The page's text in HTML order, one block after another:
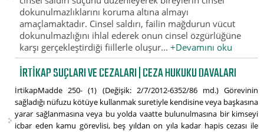
dokunulmazlıklarını koruma altına almayı
amaçlamaktadır. Cinsel saldırı, failin mağdurun vücut
dokunulmazlığını ihlal ederek onun cinsel özgürlüğüne
karşı gerçekleştirdiği fiillerle oluşur...+Devamını oku
İRTIKAP SUÇLARI VE CEZALARI | CEZA HUKUKU DAVALARI
İrtikapMadde 250- (1) (Değişik: 2/7/2012-6352/86 md.) Görevinin
sağladığı nüfuzu kötüye kullanmak suretiyle kendisine veya başkasına
yarar sağlanmasına veya bu yolda vaatte bulunulmasına bir kimseyi
icbar eden kamu görevlisi, beş yıldan on yıla kadar hapis cezası ile